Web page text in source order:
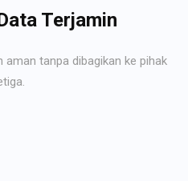
Terjamin
tanpa dibagikan ke pihak